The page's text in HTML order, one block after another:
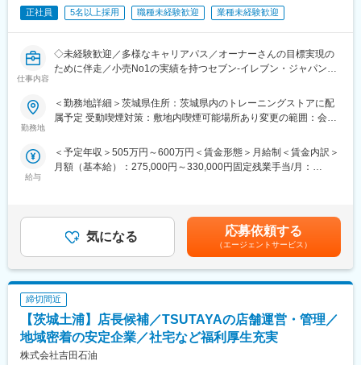
変更の範囲：会社の定める業務
付けます
・実地研修（1ヶ月～2ヶ月間／各エリアの教育指定店舗）：実際
の店舗での営業を通じてスキルを磨きます
店長にキャリアアップの後、新店の立ち上げや複数店舗管理な
ど、業務の幅を広げていきます。最終的には複数店舗を管轄する
■キャリアパス：
2028年3月までに国内1100店舗を目指しており、キャリアアップ
キャリアアップの例：
・1年目：新店立ち上げの店長を経験
部門で活躍することも可能です。
■丸亀製麺の魅力：
・こだわりとぬくもり：ただチェーン店を増やすのではなく、店
舗ごとの「こだわり」を重視し、人でしか提供できない「ぬくも
り」を大切にしています。
・お客様満足を第一に： 店長の評価は【売上/利益2割、お客様満
足8割】。お客様に喜んで頂くことを最優先に考えています。
・店長本来の業務に集中できる環境：報告業務のシステム化やオ
ペレーションの改良を続け、店長が本来の業務に集中できる環境
正社員 5名以上採用 職種未経験歓迎 業種未経験歓迎
仕事内容
◇未経験歓迎／多様なキャリアパス／オーナーさんの目標実現の
ために伴走／小売No1の実績を持つセブン‐イレブン・ジャパンに
小売業で確固たる地位を築く同社にて、オーナーの店舗経営を支
えるお仕事です。
※店舗経営相談員＝オペレーション・フィールド・カウンセラー
■業務内容
経営サポート全般を行ないます。
現状分析-仮説-実施-検証のプロセスを徹底して繰り返し行うこと
が、業務の柱です。
※活かせるスキル
・PDCAを回す力：何が優先課題かを抽出し、効果的な手順の選
定～計画立案～振り返りを繰り返すことで、売上に貢献します。
・人を巻き込み動かす力：オーナーさんとの伴走には、相手の考
えを知り共通認識を持った上で、意見を尊重しながら巻き込んで
いく事が求められます。
勤務地
＜勤務地詳細＞茨城県住所：茨城県内のトレーニングストアに配
属予定 受動喫煙対策：敷地内喫煙可能場所あり変更の範囲：会社
給与
＜予定年収＞505万円～600万円＜賃金形態＞月給制＜賃金内訳＞
月額（基本給）：275,000円～330,000円固定残業手当/月：
目安の金額であり、選考を通じて上下する可能性があります。月
給(月額)は固定手当を含めた表記です。
気になる 応募依頼する
（エージェントサービス）
締切間近
【茨城土浦】店長候補／TSUTAYAの店舗運営・管理／
地域密着の安定企業／社宅など福利厚生充実
株式会社吉田石油